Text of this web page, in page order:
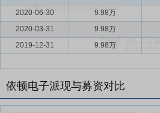
2020-06-30 9.98万
2020-03-31
9.98万
2019-12-31
9.98万
依顿电子派现与募资对比